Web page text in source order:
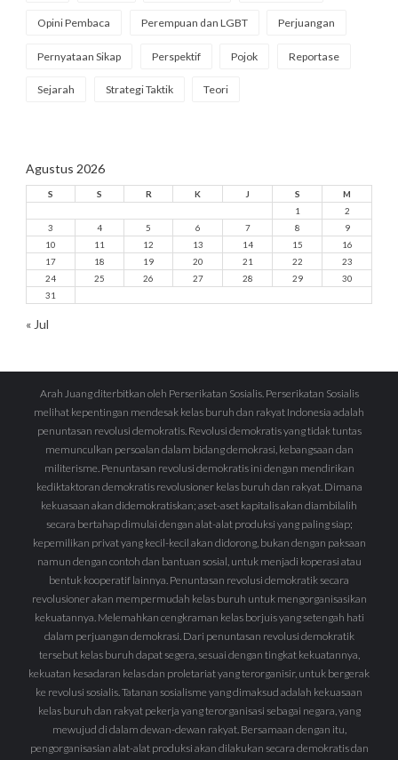
Opini Pembaca Perempuan dan LGBT Perjuangan
Pernyataan Sikap Perspektif Pojok Reportase
Sejarah Strategi Taktik Teori
Agustus 2026
S S R K J S
M
1
2
3
4 5 6 7 8
9
10
11 12 13 14 15
16
17
18 19 20 21 22
23
24
25 26 27 28 29
30
31
« Jul
Arah Juang diterbitkan oleh Perserikatan Sosialis. Perserikatan Sosialis
melihat kepentingan mendesak kelas buruh dan rakyat Indonesia adalah
penuntasan revolusi demokratis. Revolusi demokratis yang tidak tuntas
memunculkan persoalan dalam bidang demokrasi, kebangsaan dan
militerisme. Penuntasan revolusi demokratis ini dengan mendirikan
kediktaktoran demokratis revolusioner kelas buruh dan rakyat. Dimana
kekuasaan akan didemokratiskan; aset-aset kapitalis akan diambilalih
secara bertahap dimulai dengan alat-alat produksi yang paling siap;
kepemilikan privat yang kecil-kecil akan didorong, bukan dengan paksaan
namun dengan contoh dan bantuan sosial, untuk menjadi koperasi atau
bentuk kooperatif lainnya. Penuntasan revolusi demokratik secara
revolusioner akan mempermudah kelas buruh untuk mengorganisasikan
kekuatannya. Melemahkan cengkraman kelas borjuis yang setengah hati
dalam perjuangan demokrasi. Dari penuntasan revolusi demokratik
tersebut kelas buruh dapat segera, sesuai dengan tingkat kekuatannya,
kekuatan kesadaran kelas dan proletariat yang terorganisir, untuk bergerak
ke revolusi sosialis. Tatanan sosialisme yang dimaksud adalah kekuasaan
kelas buruh dan rakyat pekerja yang terorganisasi sebagai negara, yang
mewujud di dalam dewan-dewan rakyat. Bersamaan dengan itu,
pengorganisasian alat-alat produksi akan dilakukan secara demokratis dan